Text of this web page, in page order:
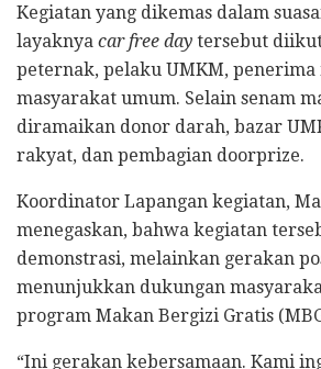
Kegiatan yang dikemas dalam
layaknya car free day tersebut
peternak, pelaku UMKM, penerima
masyarakat umum. Selain senam
diramaikan donor darah, bazar
rakyat, dan pembagian doorprize.
Koordinator Lapangan kegiatan,
menegaskan, bahwa kegiatan
demonstrasi, melainkan gerakan
menunjukkan dukungan
program Makan Bergizi Gratis
“Ini gerakan kebersamaan. Kami